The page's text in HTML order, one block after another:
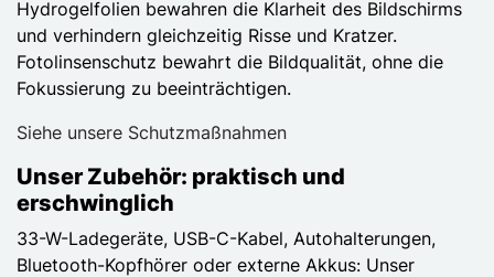
Hydrogelfolien bewahren die Klarheit des Bildschirms
und verhindern gleichzeitig Risse und Kratzer.
Fotolinsenschutz bewahrt die Bildqualität, ohne die
Fokussierung zu beeinträchtigen.
Siehe unsere Schutzmaßnahmen
Unser Zubehör: praktisch und
erschwinglich
33-W-Ladegeräte, USB-C-Kabel, Autohalterungen,
Bluetooth-Kopfhörer oder externe Akkus: Unser